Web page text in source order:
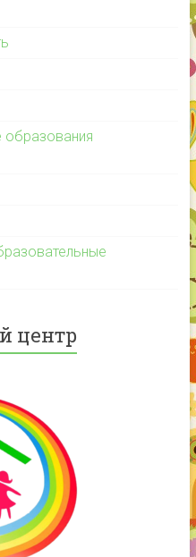
центр